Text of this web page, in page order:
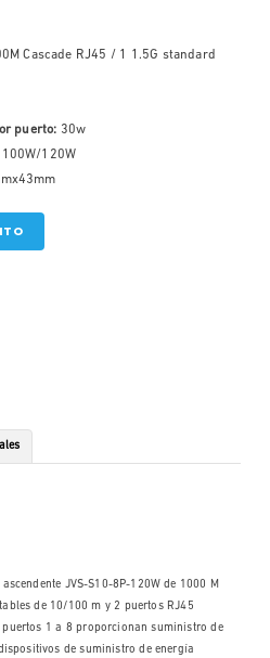
Cascade RJ45 / 1 1.5G standard
puerto: 30w
120W
JVS-S10-8P-120W de 1000 M
de 10/100 m y 2 puertos RJ45
1 a 8 proporcionan suministro de
de suministro de energía